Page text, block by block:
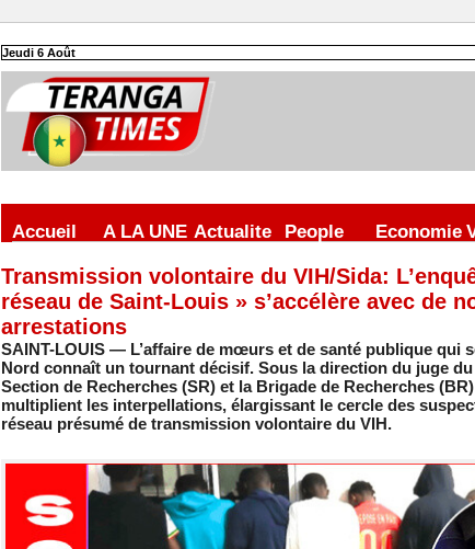
Jeudi 6 Août
Accueil A LA UNE Actualite People Economie
Transmission volontaire du VIH/Sida:
réseau de Saint-Louis » s’accélère avec de
arrestations
SAINT-LOUIS — L’affaire de mœurs et de santé publique qui
Nord connaît un tournant décisif. Sous la direction du juge
Section de Recherches (SR) et la Brigade de Recherches
multiplient les interpellations, élargissant le cercle des
réseau présumé de transmission volontaire du VIH.